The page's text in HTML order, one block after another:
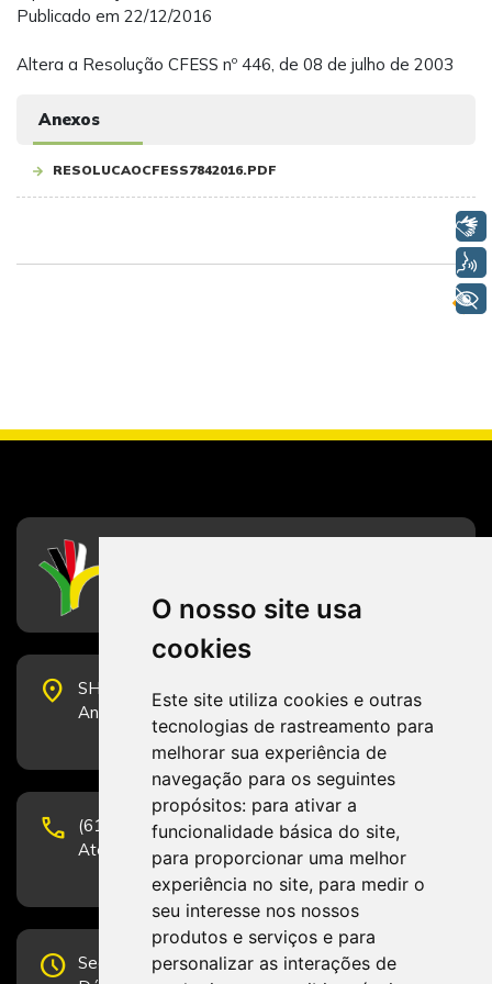
O nosso site usa
cookies
Este site utiliza cookies e outras
tecnologias de rastreamento para
melhorar sua experiência de
navegação para os seguintes
propósitos: para ativar a
funcionalidade básica do site,
para proporcionar uma melhor
experiência no site, para medir o
seu interesse nos nossos
produtos e serviços e para
personalizar as interações de
Publicado em 22/12/2016
Altera a Resolução CFESS nº 446, de 08 de julho de 2003
Anexos
RESOLUCAOCFESS7842016.PDF
place
SHS Quadra 6, Bloco E, Complexo Brasil 21, 20º
Andar, Sala 2001 - CEP 70322-915 - Brasília/DF
phone
(61) 3223-1652 e (61) 98131-3801.
Atendimento por telefone em horário comercial
schedule Segunda-feira a Sexta-feira de 12h às 19h.
Voz